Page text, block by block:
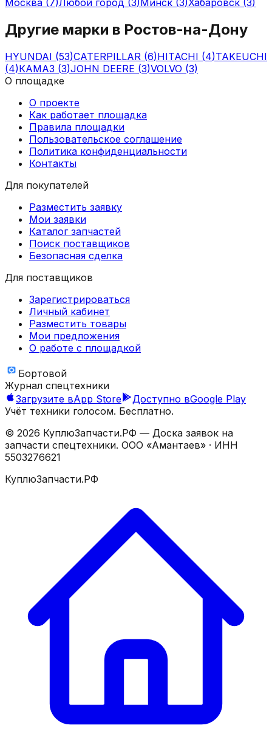
Другие марки в Ростов-на-Дону
HYUNDAI (53)CATERPILLAR (6)HITACHI (4)TAKEUCHI
(4)КАМАЗ (3)JOHN DEERE (3)VOLVO (3)
О площадке
О проекте
Как работает площадка
Правила площадки
Пользовательское соглашение
Политика конфиденциальности
Контакты
Для покупателей
Разместить заявку
Мои заявки
Каталог запчастей
Поиск поставщиков
Безопасная сделка
Для поставщиков
Зарегистрироваться
Личный кабинет
Разместить товары
Мои предложения
О работе с площадкой
Бортовой
Журнал спецтехники
Загрузите вApp Store Доступно вGoogle Play
Учёт техники голосом. Бесплатно.
© 2026 КуплюЗапчасти.РФ — Доска заявок на
запчасти спецтехники. ООО «Амантаев» · ИНН
5503276621
КуплюЗапчасти.РФ